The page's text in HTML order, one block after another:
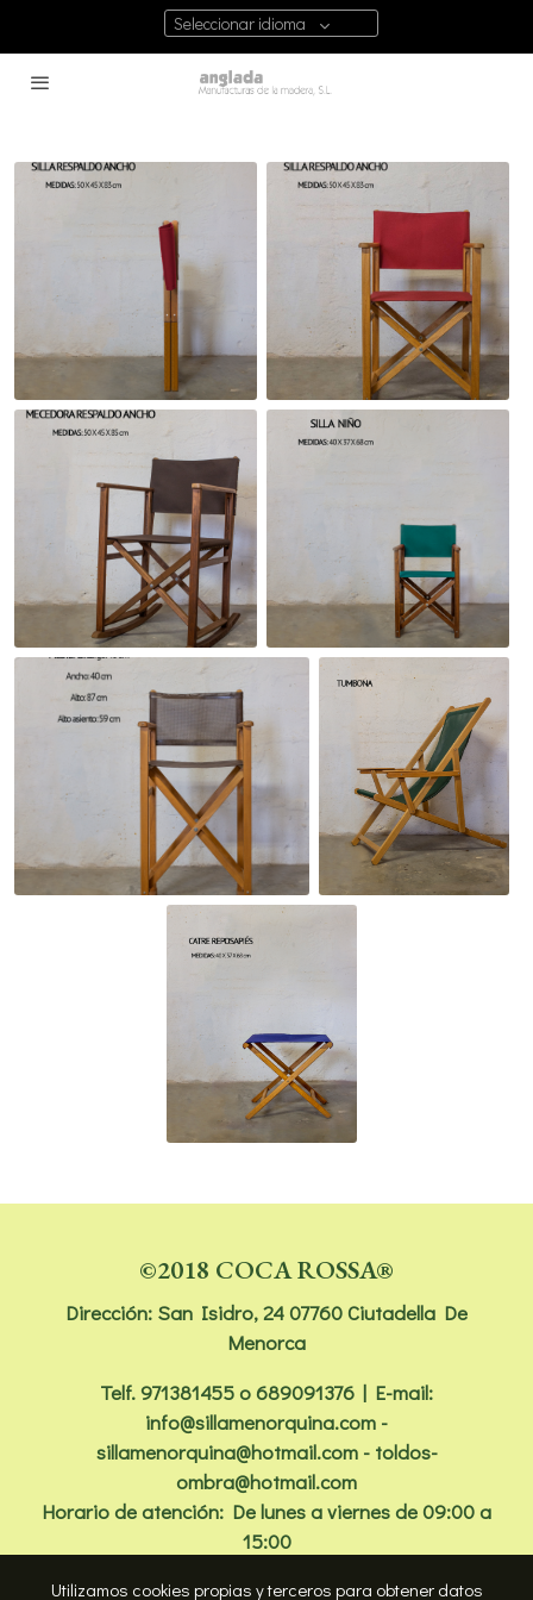
Seleccionar idioma
©2018 COCA ROSSA®
Dirección: San Isidro, 24 07760 Ciutadella De
Menorca
Telf.971381455o 689091376 | E-mail:
info@sillamenorquina.com -
sillamenorquina@hotmail.com - toldos-
ombra@hotmail.com
Horario de atención: De lunes a viernes de 09:00 a
15:00
Utilizamos cookies propias y terceros para obtener datos